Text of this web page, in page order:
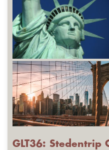
GLT36: Stedentrip